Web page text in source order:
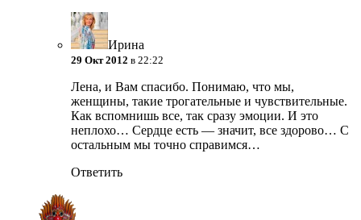
Ирина
29 Окт 2012 в 22:22
Лена, и Вам спасибо. Понимаю, что мы,
женщины, такие трогательные и чувствительные.
Как вспомнишь все, так сразу эмоции. И это
неплохо… Сердце есть — значит, все здорово… С
остальным мы точно справимся…
Ответить